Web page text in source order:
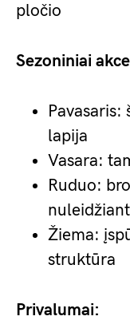
pločio
Sezoniniai
lapija
Vasara:
Ruduo:
nuleidžiant
Žiema:
struktūra
Privalumai: